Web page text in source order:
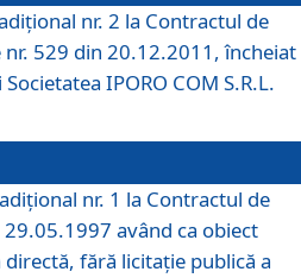
nr. 2 la Contractul de
529 din 20.12.2011, încheiat
IPORO COM S.R.L.
nr. 1 la Contractul de
având ca obiect
fără licitație publică a